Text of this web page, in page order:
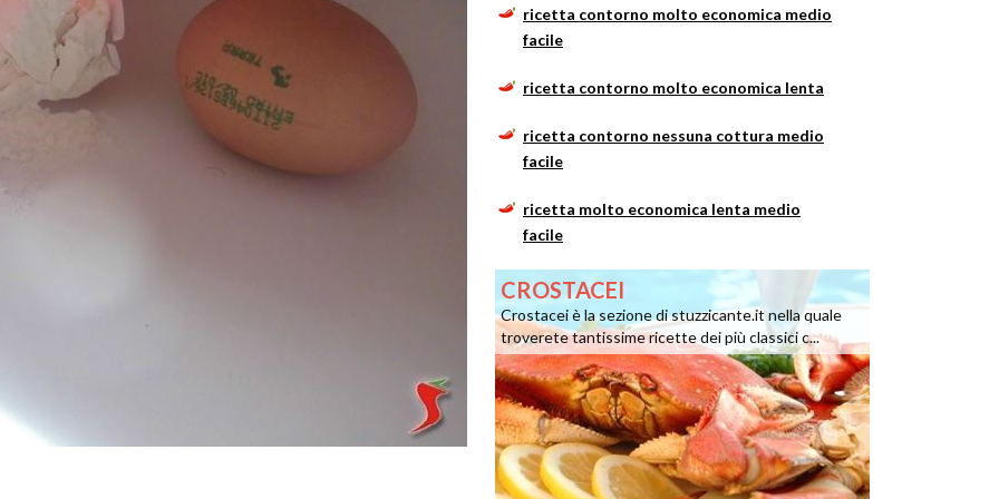
ricetta contorno molto economica medio
facile
ricetta contorno molto economica lenta
ricetta contorno nessuna cottura medio
facile
ricetta molto economica lenta medio
facile
CROSTACEI
Crostacei è la sezione di stuzzicante.it nella quale
troverete tantissime ricette dei più classici c...